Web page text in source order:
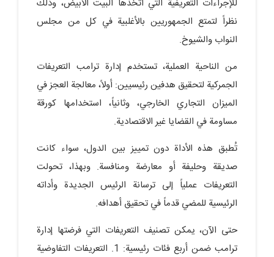
للإجراءات التعريفية التي اتخذها البيت الأبيض، وذلك
نظراً لتمتع الجمهوريين بالأغلبية في كل من مجلس
النواب والشيوخ.
من الناحية العملية، تستخدم إدارة ترامب التعريفات
الجمركية لتحقيق هدفين رئيسيين: أولاً، معالجة العجز في
الميزان التجاري الخارجي، وثانياً، استخدامها كورقة
مساومة في القضايا غير الاقتصادية.
تُطبق هذه الأداة دون تمييز بين الدول، سواء كانت
صديقة وحليفة أو معارضة ومنافسة. وبهذا، تحولت
التعريفات عملياً إلى ترسانة الرئيس الجديدة وأداته
الرئيسية للمضي قدماً في تحقيق أهدافه.
حتى الآن، يمكن تصنيف التعريفات التي فرضتها إدارة
ترامب ضمن أربع فئات رئيسية: 1. التعريفات التفاوضية